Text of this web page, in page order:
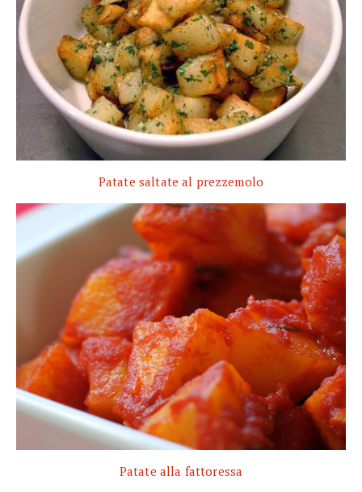
Patate saltate al prezzemolo
Patate alla fattoressa